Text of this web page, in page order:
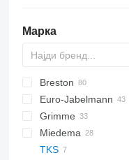
Марка
BM
Breston
Euro-Jabelmann
Grimme
SE
SL
Miedema
LBV
TKS